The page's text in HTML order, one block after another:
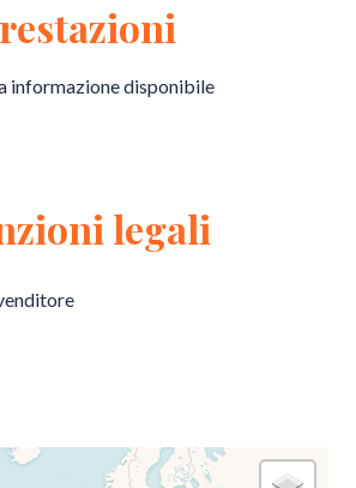
informazione disponibile
legali